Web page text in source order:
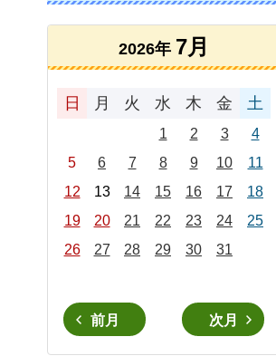
2026年 7月
日 月 火 水 木 金 土
1 2 3
4
5
6 7 8 9 10
11
12
13 14 15 16 17
18
19
20 21 22 23 24
25
26
27 28 29 30 31
前月 次月